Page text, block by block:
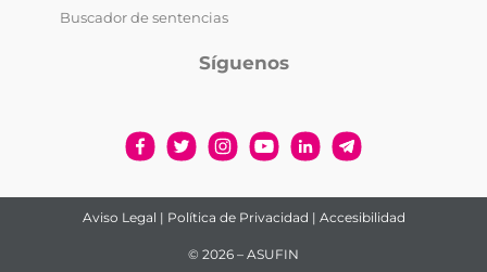
Buscador de sentencias
Síguenos
Aviso Legal | Política de Privacidad | Accesibilidad
© 2026 – ASUFIN